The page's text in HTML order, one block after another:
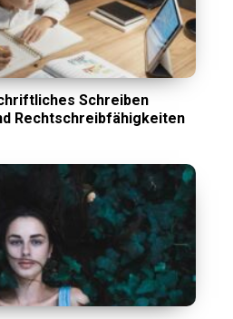
Schreiben
Rechtschreibfähigkeiten